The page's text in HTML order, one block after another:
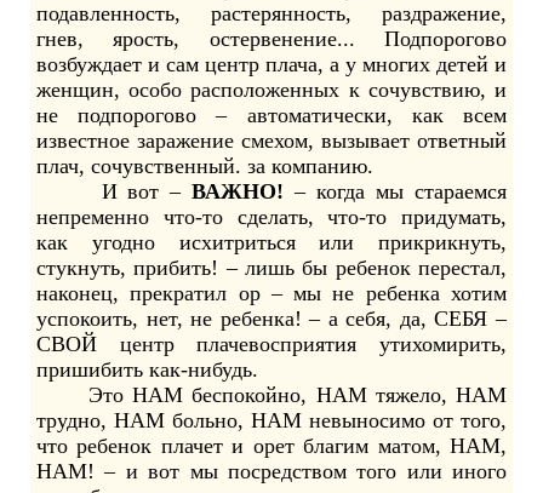
подавленность, растерянность, раздражение,
гнев, ярость, остервенение... Подпорогово
возбуждает и сам центр плача, а у многих детей и
женщин, особо расположенных к сочувствию, и
не подпорогово – автоматически, как всем
известное заражение смехом, вызывает ответный
плач, сочувственный. за компанию.
И вот –ВАЖНО! – когда мы стараемся
непременно что-то сделать, что-то придумать,
как угодно исхитриться или прикрикнуть,
стукнуть, прибить! – лишь бы ребенок перестал,
наконец, прекратил ор – мы не ребенка хотим
успокоить, нет, не ребенка! – а себя, да, СЕБЯ –
СВОЙ центр плачевосприятия утихомирить,
пришибить как-нибудь.
Это НАМ беспокойно, НАМ тяжело, НАМ
трудно, НАМ больно, НАМ невыносимо от того,
что ребенок плачет и орет благим матом, НАМ,
НАМ! – и вот мы посредством того или иного